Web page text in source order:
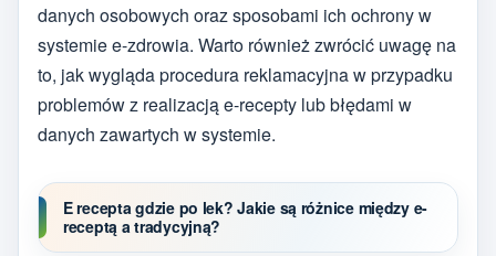
danych osobowych oraz sposobami ich ochrony w
systemie e-zdrowia. Warto również zwrócić uwagę na
to, jak wygląda procedura reklamacyjna w przypadku
problemów z realizacją e-recepty lub błędami w
danych zawartych w systemie.
E recepta gdzie po lek? Jakie są różnice między e-
receptą a tradycyjną?